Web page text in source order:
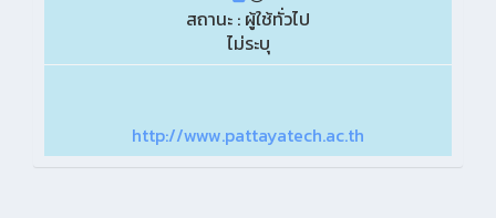
สถานะ : ผู้ใช้ทั่วไป
ไม่ระบุ
http://www.pattayatech.ac.th